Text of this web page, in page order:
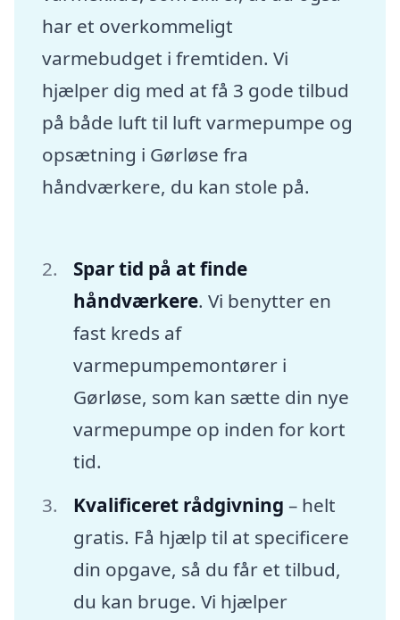
har et overkommeligt
varmebudget i fremtiden. Vi
hjælper dig med at få 3 gode tilbud
på både luft til luft varmepumpe og
opsætning i Gørløse fra
håndværkere, du kan stole på.
Spar tid på at finde
håndværkere. Vi benytter en
fast kreds af
varmepumpemontører i
Gørløse, som kan sætte din nye
varmepumpe op inden for kort
tid.
Kvalificeret rådgivning – helt
gratis. Få hjælp til at specificere
din opgave, så du får et tilbud,
du kan bruge. Vi hjælper